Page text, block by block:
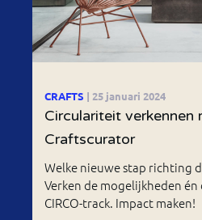
CRAFTS | 25 januari 2024
Circulariteit verkennen
Craftscurator
Welke nieuwe stap richting
Verken de mogelijkheden én
CIRCO-track. Impact maken!